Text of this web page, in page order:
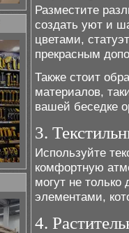
Разместите
создать уют и
цветами,
прекрасным
Также стоит
материалов,
вашей беседке
3.
Используйте
комфортную
могут не
элементами,
4.